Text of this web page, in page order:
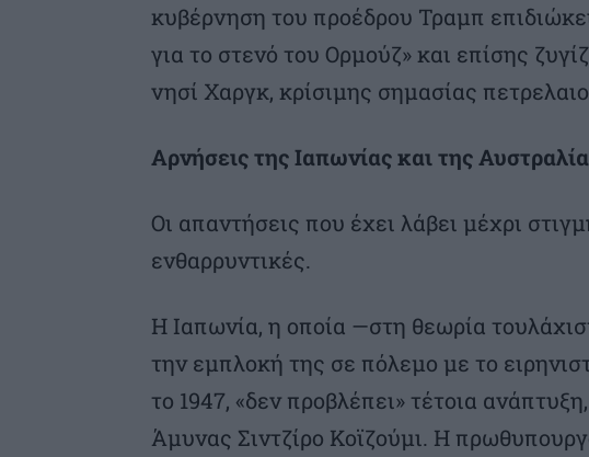
κυβέρνηση του προέδρου Τραμπ
για το στενό του Ορμούζ» και επίσης
νησί Χαργκ, κρίσιμης σημασίας
Αρνήσεις της Ιαπωνίας και της
Οι απαντήσεις που έχει λάβει μέχρι
ενθαρρυντικές.
Η Ιαπωνία, η οποία —στη θεωρία
την εμπλοκή της σε πόλεμο με το
το 1947, «δεν προβλέπει» τέτοια
Άμυνας Σιντζίρο Κοϊζούμι. Η